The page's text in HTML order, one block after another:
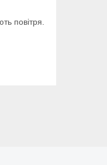
повітря.